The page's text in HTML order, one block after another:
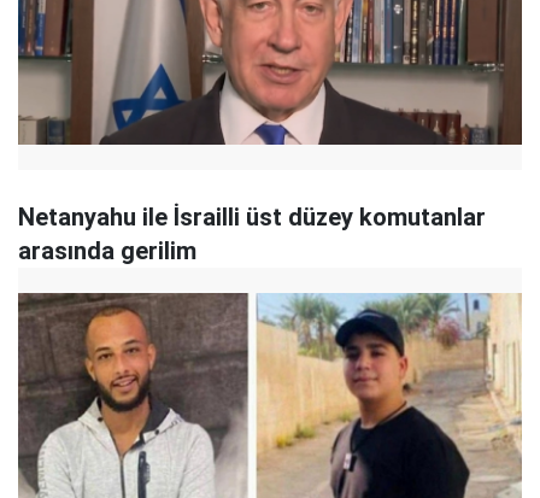
Netanyahu ile İsrailli üst düzey komutanlar
arasında gerilim